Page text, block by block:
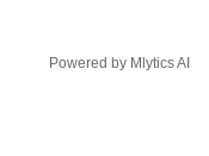
Powered by Mlytics AI